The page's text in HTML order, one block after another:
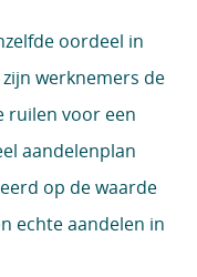
oordeel in
werknemers de
ruilen voor een
aandelenplan
op de waarde
echte aandelen in